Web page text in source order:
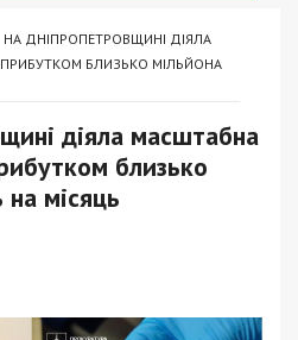
НА ДНІПРОПЕТРОВЩИНІ ДІЯЛА
БЛИЗЬКО МІЛЬЙОНА
діяла масштабна
близько
на місяць